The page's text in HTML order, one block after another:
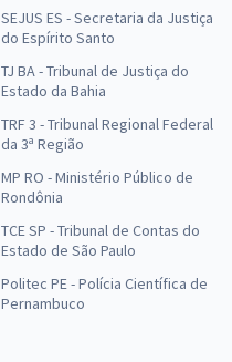
SEJUS ES - Secretaria da Justiça
do Espírito Santo
TJ BA - Tribunal de Justiça do
Estado da Bahia
TRF 3 - Tribunal Regional Federal
da 3ª Região
MP RO - Ministério Público de
Rondônia
TCE SP - Tribunal de Contas do
Estado de São Paulo
Politec PE - Polícia Científica de
Pernambuco